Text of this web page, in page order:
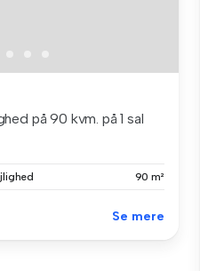
på 90 kvm. på 1 sal
90 m²
Se mere